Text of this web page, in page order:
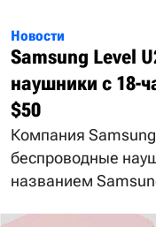
Новости
Samsung Level
наушники с 18-
$50
Компания
беспроводные
названием